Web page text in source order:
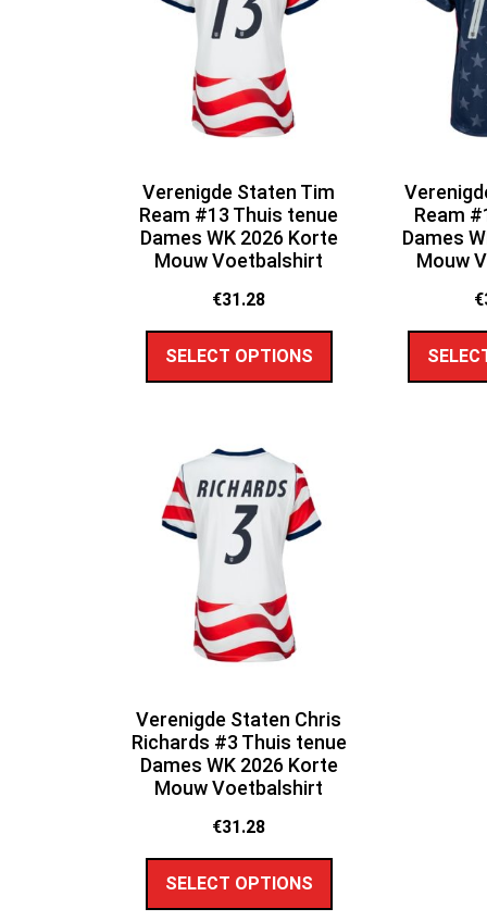
Verenigde Staten Tim
Ream #13 Thuis tenue
Dames WK 2026 Korte
Mouw Voetbalshirt
€31.28
SELECT OPTIONS
Ream
Dames
Mouw
€
Verenigde Staten Chris
Richards #3 Thuis tenue
Dames WK 2026 Korte
Mouw Voetbalshirt
€31.28
SELECT OPTIONS